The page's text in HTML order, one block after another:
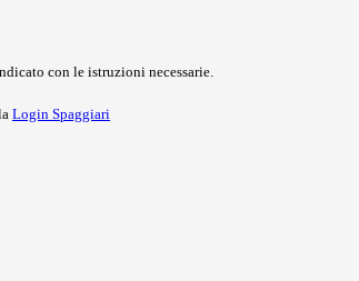
con le istruzioni necessarie.
Login Spaggiari